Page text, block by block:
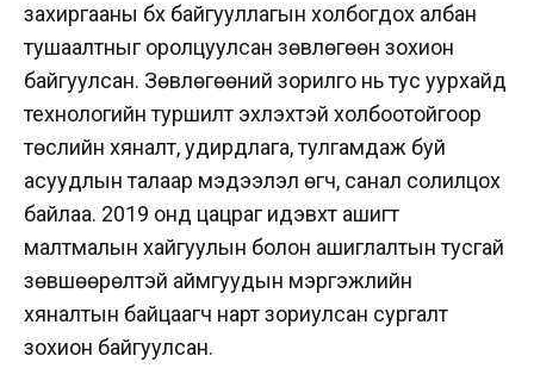
захиргааны бүх байгууллагын холбогдох албан
тушаалтныг оролцуулсан зөвлөгөөн зохион
байгуулсан. Зөвлөгөөний зорилго нь тус уурхайд
технологийн туршилт эхлэхтэй холбоотойгоор
төслийн хяналт, удирдлага, тулгамдаж буй
асуудлын талаар мэдээлэл өгч, санал солилцох
байлаа. 2019 онд цацраг идэвхт ашигт
малтмалын хайгуулын болон ашиглалтын тусгай
зөвшөөрөлтэй аймгуудын мэргэжлийн
хяналтын байцаагч нарт зориулсан сургалт
зохион байгуулсан.